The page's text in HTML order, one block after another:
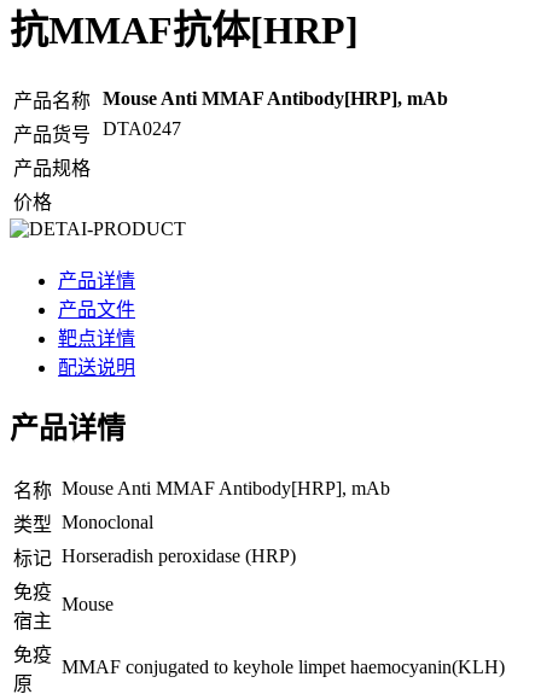
抗MMAF抗体[HRP]
产品名称 Mouse Anti MMAF Antibody[HRP], mAb
产品货号
DTA0247
产品规格
价格
产品详情
产品文件
靶点详情
配送说明
产品详情
名称 Mouse Anti MMAF Antibody[HRP], mAb
类型 Monoclonal
标记 Horseradish peroxidase (HRP)
免疫
宿主
Mouse
免疫
原
MMAF conjugated to keyhole limpet haemocyanin(KLH)